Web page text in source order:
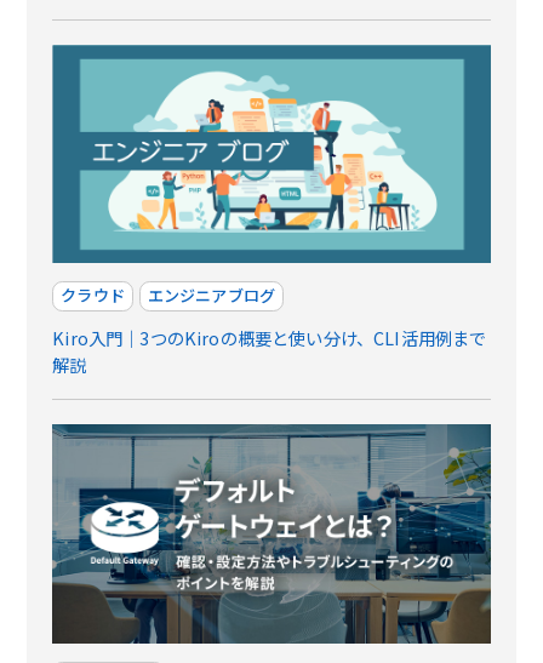
クラウド エンジニアブログ
Kiro入門｜3つのKiroの概要と使い分け、CLI活用例まで
解説